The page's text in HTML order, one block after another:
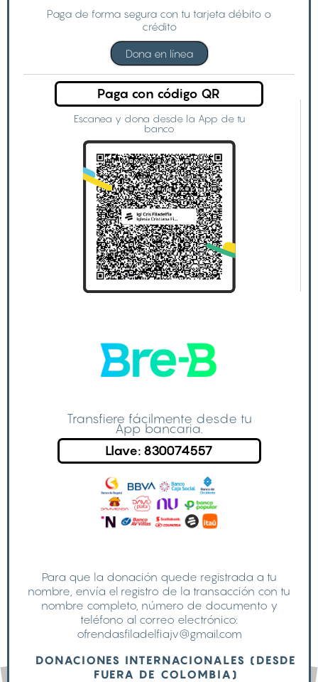
Paga de forma segura con tu tarjeta débito o
crédito
Dona en línea
Paga con código QR
Escanea y dona desde la App de tu
banco
Transfiere fácilmente desde tu
App bancaria.
Llave: 830074557
Para que la donación quede registrada a tu
nombre, envía el registro de la transacción con tu
nombre completo, número de documento y
teléfono al correo electrónico:
ofrendasfiladelfiajv@gmail.com
DONACIONES INTERNACIONALES (DESDE
FUERA DE COLOMBIA)